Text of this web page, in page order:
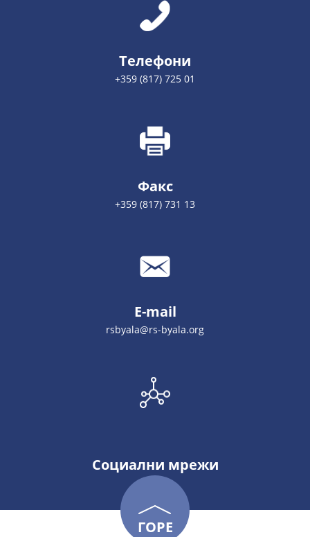
Телефони
+359 (817) 725 01
Факс
+359 (817) 731 13
E-mail
rsbyala@rs-byala.org
Социални мрежи
ГОРЕ